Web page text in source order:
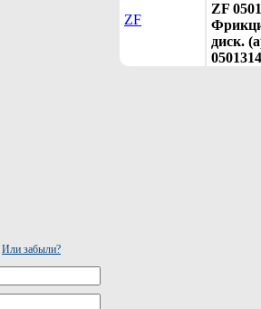
ZF
ZF
диск.
Или забыли?